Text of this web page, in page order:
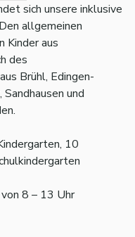
sich unsere inklusive
allgemeinen
Kinder aus
des
Brühl, Edingen-
und
10
8 – 13 Uhr